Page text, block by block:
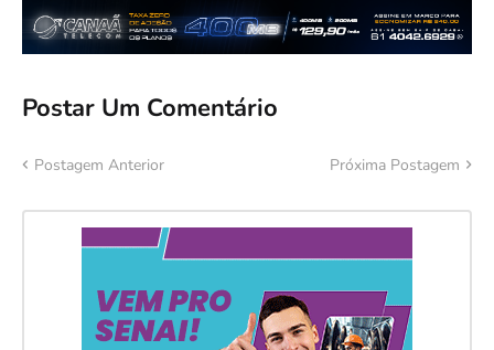
Postar Um Comentário
Postagem Anterior Próxima Postagem